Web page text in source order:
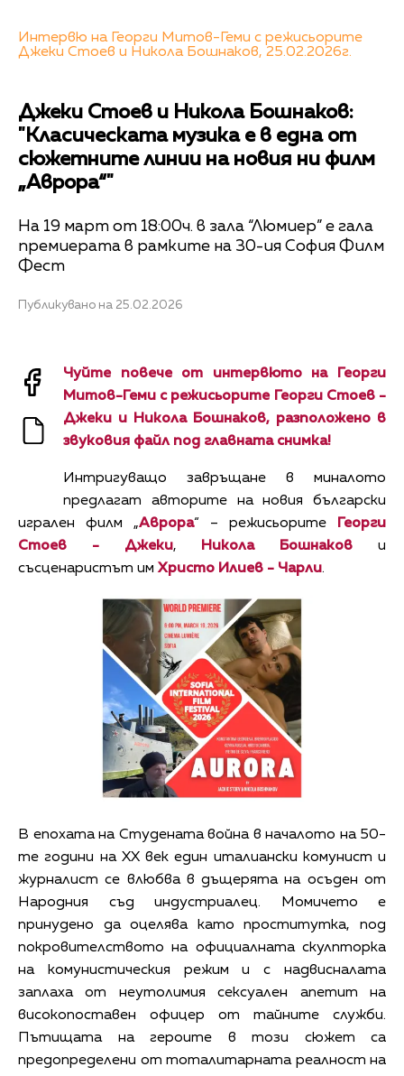
Интервю на Георги Митов-Геми с режисьорите
Джеки Стоев и Никола Бошнаков, 25.02.2026г.
Джеки Стоев и Никола Бошнаков:
"Класическата музика е в една от
сюжетните линии на новия ни филм
„Аврора“"
На 19 март от 18:00ч. в зала “Люмиер” е гала
премиерата в рамките на 30-ия София Филм
Фест
Публикувано на 25.02.2026
Чуйте повече от интервюто на Георги
Митов-Геми с режисьорите Георги Стоев -
Джеки и Никола Бошнаков, разположено в
звуковия файл под главната снимка!
Интригуващо завръщане в миналото
предлагат авторите на новия български
игрален филм „Аврора“ – режисьорите
Георги
Стоев - Джеки, Никола Бошнаков и
съсценаристът им Христо Илиев - Чарли.
В епохата на Студената война в началото на 50-
те години на ХХ век един италиански комунист и
журналист се влюбва в дъщерята на осъден от
Народния съд индустриалец. Момичето е
принудено да оцелява като проститутка, под
покровителството на официалната скулпторка
на комунистическия режим и с надвисналата
заплаха от неутолимия сексуален апетит на
високопоставен офицер от тайните служби.
Пътищата на героите в този сюжет са
предопределени от тоталитарната реалност на